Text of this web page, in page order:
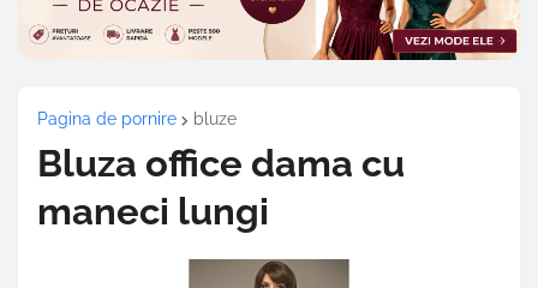
Pagina de pornire bluze
Bluza office dama cu
maneci lungi